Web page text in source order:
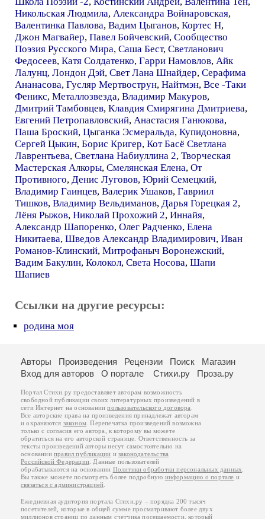
Никольская Людмила, Александра Войнаровская,
Валентинка Павлова, Вадим Цыганов, Кортес Н,
Джон Магвайер, Павел Бойчевский, Сообщество
Поэзия Русского Мира, Саша Бест, Светланович
Федосеев, Катя Солдатенко, Гарри Намовлов, Айк
Лалунц, Лондон Дэй, Свет Лана Шнайдер, Серафима
Ананасова, Гусляр Мертвострун, Найтмэн, Все -Таки
Феникс, Металлозвезда, Владимир Макуров,
Дмитрий Тамбовцев, Клавдия Смирягина Дмитриева,
Евгений Петропавловский, Анастасия Ганюкова,
Паша Броский, Цыганка Эсмеральда, Купидоновна,
Сергей Цыкин, Борис Кригер, Кот Басё Светлана
Лаврентьева, Светлана Набиуллина 2, Творческая
Мастерская Алкоры, Смелянская Елена, От
Противного, Денис Луговов, Юрий Семецкий,
Владимир Гаинцев, Валерик Ушаков, Гавриил
Тишков, Владимир Вельдиманов, Дарья Горецкая 2,
Лёня Рыжов, Николай Прохожий 2, Иннайя,
Александр Шапоренко, Олег Радченко, Елена
Никитаева, Шведов Александр Владимирович, Иван
Романов-Клинский, Митрофаныч Воронежский,
Вадим Бакулин, Колокол, Света Носова, Шапи
Шапиев
Ссылки на другие ресурсы:
родина моя
Авторы Произведения Рецензии Поиск
Магазин
Вход для авторов
О портале Стихи.ру Проза.ру
Портал Стихи.ру предоставляет авторам возможность
свободной публикации своих литературных произведений в
сети Интернет на основаниипользовательского договора
Все авторские права на произведения принадлежат авторам
и охраняются законом . Перепечатка произведений возможна
только с согласия его автора, к которому вы можете
обратиться на его авторской странице. Ответственность за
тексты произведений авторы несут самостоятельно на
основанииправил публикации изаконодательства
Российской Федерации . Данные пользователей
обрабатываются на основании Политики обработки персональных данных
Вы также можете посмотреть более подробную информацию о портале и
связаться с администрацией
Ежедневная аудитория портала Стихи.ру – порядка 200 тысяч
посетителей, которые в общей сумме просматривают более двух
миллионов страниц по данным счетчика посещаемости, который